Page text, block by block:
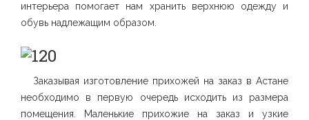
интерьера помогает нам хранить верхнюю одежду и
обувь надлежащим образом.
Заказывая изготовление прихожей на заказ в Астане
необходимо в первую очередь исходить из размера
помещения. Маленькие прихожие на заказ и узкие